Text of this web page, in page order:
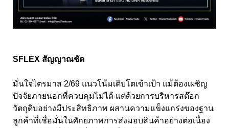
SFLEX สัญญาณชัด
มั่นใจไตรมาส 2/69 แนวโน้มเติบโตเข้าเป้า แม้ต้องเผชิญ
ปัจจัยภายนอกที่ควบคุมไม่ได้ แต่ด้วยการบริหารสต๊อก
วัตถุดิบอย่างมีประสิทธิภาพ ผสานความแข็งแกร่งของฐาน
ลูกค้าที่เชื่อมั่นในศักยภาพการส่งมอบสินค้าอย่างต่อเนื่อง